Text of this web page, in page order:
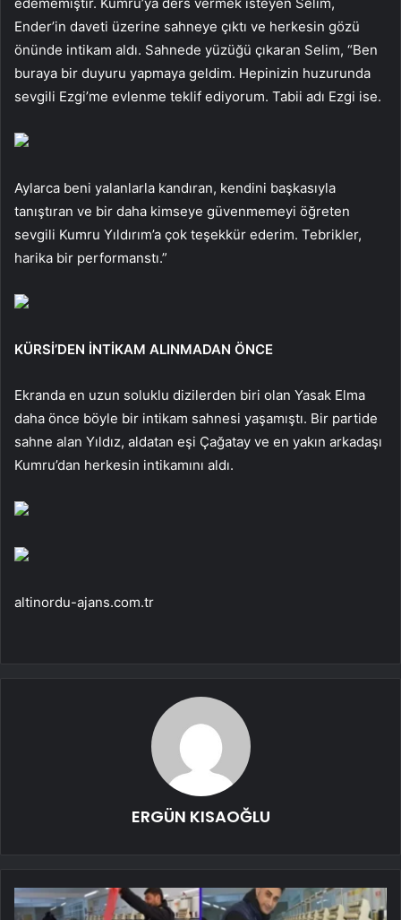
Ender’in daveti üzerine sahneye çıktı ve herkesin gözü
önünde intikam aldı. Sahnede yüzüğü çıkaran Selim, “Ben
buraya bir duyuru yapmaya geldim. Hepinizin huzurunda
sevgili Ezgi’me evlenme teklif ediyorum. Tabii adı Ezgi ise.
Aylarca beni yalanlarla kandıran, kendini başkasıyla
tanıştıran ve bir daha kimseye güvenmemeyi öğreten
sevgili Kumru Yıldırım’a çok teşekkür ederim. Tebrikler,
harika bir performanstı.”
KÜRSİ’DEN İNTİKAM ALINMADAN ÖNCE
Ekranda en uzun soluklu dizilerden biri olan Yasak Elma
daha önce böyle bir intikam sahnesi yaşamıştı. Bir partide
sahne alan Yıldız, aldatan eşi Çağatay ve en yakın arkadaşı
Kumru’dan herkesin intikamını aldı.
altinordu-ajans.com.tr
ERGÜN KISAOĞLU